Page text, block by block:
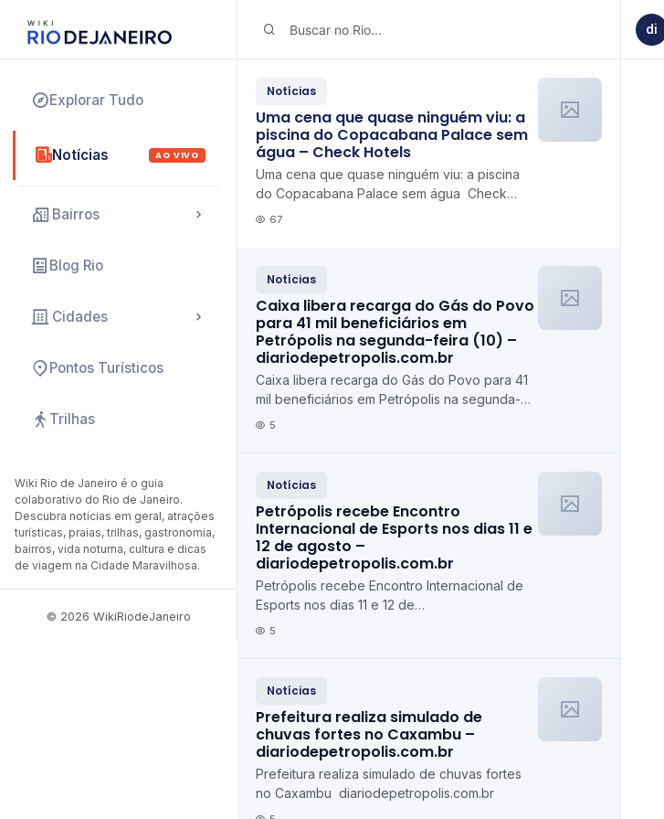
Explorar Tudo
Notícias AO VIVO
Bairros
Blog Rio
Cidades
Pontos Turísticos
Trilhas
Wiki Rio de Janeiro é o guia
colaborativo do Rio de Janeiro.
Descubra notícias em geral, atrações
turísticas, praias, trilhas, gastronomia,
bairros, vida noturna, cultura e dicas
de viagem na Cidade Maravilhosa.
© 2026 WikiRiodeJaneiro
Notícias
Uma cena que quase ninguém viu: a
piscina do Copacabana Palace sem
água – Check Hotels
Uma cena que quase ninguém viu: a piscina
do Copacabana Palace sem água Check
Hotels
67
Notícias
Caixa libera recarga do Gás do Povo
para 41 mil beneficiários em
Petrópolis na segunda-feira (10) –
diariodepetropolis.com.br
Caixa libera recarga do Gás do Povo para 41
mil beneficiários em Petrópolis na segunda-
feira (10) diariodepetropolis.com.br
5
Notícias
Petrópolis recebe Encontro
Internacional de Esports nos dias 11 e
12 de agosto –
diariodepetropolis.com.br
Petrópolis recebe Encontro Internacional de
Esports nos dias 11 e 12 de
agosto diariodepetropolis.com.br
5
Notícias
Prefeitura realiza simulado de
chuvas fortes no Caxambu –
diariodepetropolis.com.br
Prefeitura realiza simulado de chuvas fortes
no Caxambu diariodepetropolis.com.br
di